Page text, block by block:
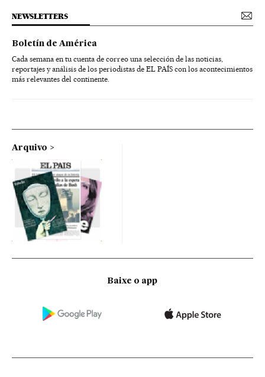
NEWSLETTERS
Boletín de América
Cada semana en tu cuenta de correo una selección de las noticias,
reportajes y análisis de los periodistas de EL PAÍS con los acontecimientos
más relevantes del continente.
Arquivo
Baixe o app